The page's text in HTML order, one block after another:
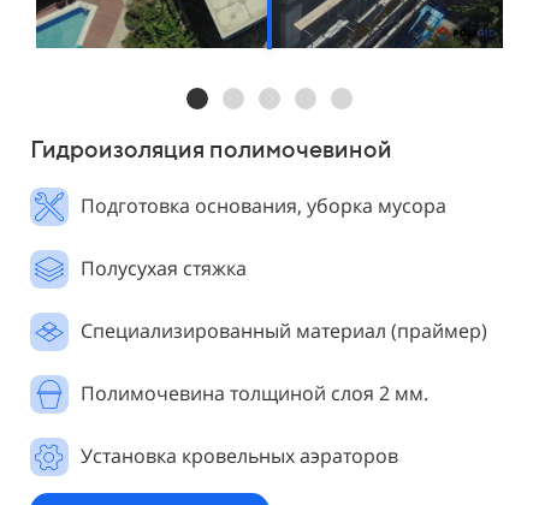
Гидроизоляция полимочевиной
Подготовка основания, уборка мусора
Полусухая стяжка
Специализированный материал (праймер)
Полимочевина толщиной слоя 2 мм.
Установка кровельных аэраторов